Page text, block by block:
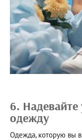
6.
одежду
Одежда, которую вы